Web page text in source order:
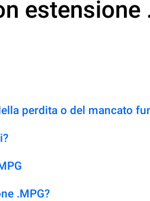
estensione
perdita o del mancato
.MPG?